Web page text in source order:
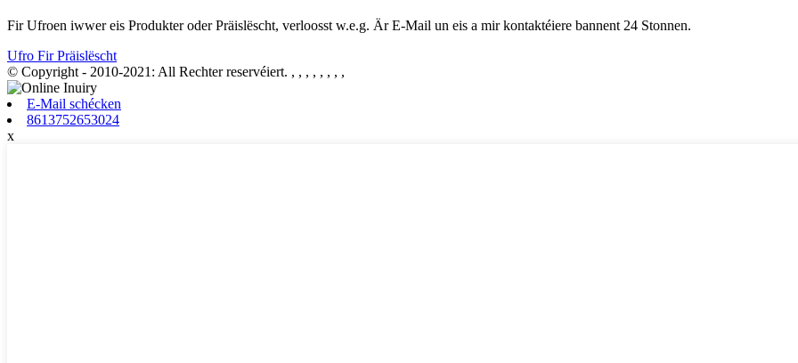
Fir Ufroen iwwer eis Produkter oder Präislëscht, verloosst w.e.g. Är E-Mail un eis a mir kontaktéiere bannent 24 Stonnen.
Ufro Fir Präislëscht
© Copyright - 2010-2021: All Rechter reservéiert. , , , , , , , ,
E-Mail schécken
8613752653024
x